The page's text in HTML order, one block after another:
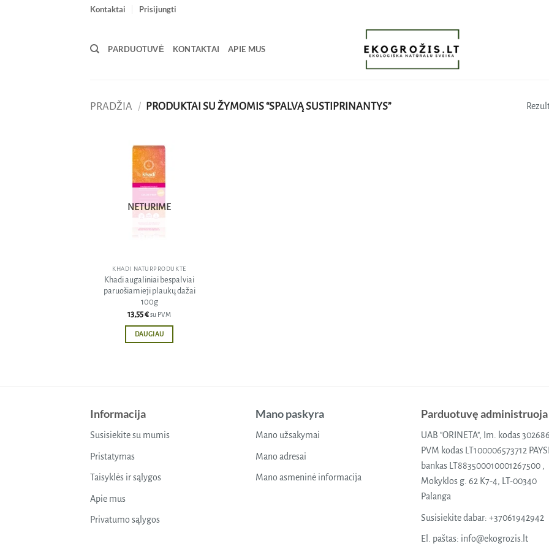
Kontaktai Prisijungti
PARDUOTUVĖ KONTAKTAI APIE MUS
PRADŽIA / PRODUKTAI SU ŽYMOMIS “SPALVĄ SUSTIPRINANTYS”
NETURIME
KHADI NATURPRODUKTE
Khadi augaliniai bespalviai
paruošiamieji plaukų dažai
100g
13,55€su PVM
DAUGIAU
Informacija
Susisiekite su mumis
Pristatymas
Taisyklės ir sąlygos
Apie mus
Privatumo sąlygos
Mano paskyra
Mano užsakymai
Mano adresai
Mano asmeninė informacija
Parduotuvę administruoja
UAB "ORINETA", Im. kodas
PVM kodas LT100006573712
bankas LT883500010001267500 ,
Mokyklos g. 62 K7-4, LT-00340
Palanga
Susisiekite dabar: +37061942942
El. paštas: info@ekogrozis.lt